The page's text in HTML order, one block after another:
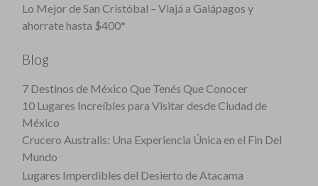
Lo Mejor de San Cristóbal – Viajá a Galápagos y
ahorrate hasta $400*
Blog
7 Destinos de México Que Tenés Que Conocer
10 Lugares Increíbles para Visitar desde Ciudad de
México
Crucero Australis: Una Experiencia Única en el Fin Del
Mundo
Lugares Imperdibles del Desierto de Atacama